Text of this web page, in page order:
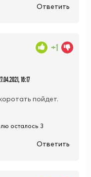
Ответить
16:17
пойдет.
+1
осталось 3
Ответить